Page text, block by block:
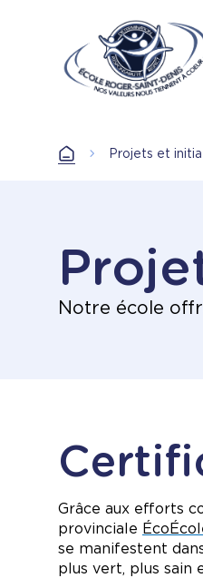
AccueilProjets et
Notre école
Grâce aux efforts
provinciale
se manifestent
plus vert, plus sain